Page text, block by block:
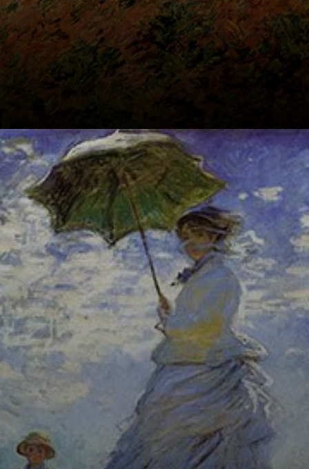
Camille é
retratada em um
gesto de
movimento,
enquanto passeia
com o filho no
campo.